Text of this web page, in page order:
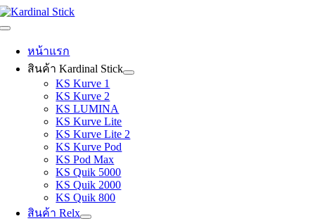
Skip
to
Toggle
Navigation
หน้าแรก
สินค้า Kardinal Stick
KS Kurve 1
KS Kurve 2
KS LUMINA
KS Kurve Lite
KS Kurve Lite 2
KS Kurve Pod
KS Pod Max
KS Quik 5000
KS Quik 2000
KS Quik 800
สินค้า Relx